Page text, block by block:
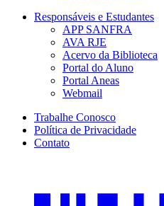
Responsáveis e Estudantes
APP SANFRA
AVA RJE
Acervo da Biblioteca
Portal do Aluno
Portal Aneas
Webmail
Trabalhe Conosco
Política de Privacidade
Contato